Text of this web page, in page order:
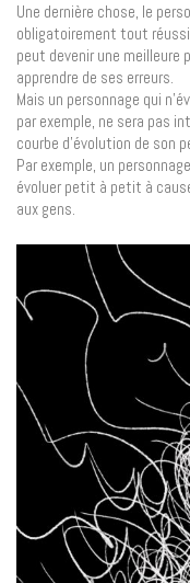
Une dernière chose, le
obligatoirement tout
peut devenir une meilleure
apprendre de ses erreurs.
Mais un personnage qui
par exemple, ne sera pas
courbe d’évolution de son
Par exemple, un
évoluer petit à petit à
aux gens.